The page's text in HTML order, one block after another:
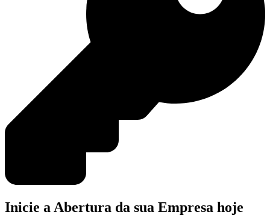
Inicie a Abertura da sua Empresa hoje